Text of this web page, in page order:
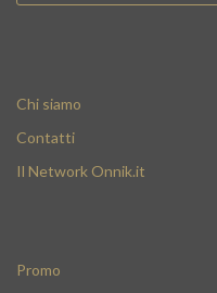
Chi siamo
Contatti
Il Network Onnik.it
Promo